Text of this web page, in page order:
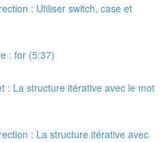
: Utiliser switch, case et
: for (5:37)
: La structure itérative avec le mot
: La structure itérative avec